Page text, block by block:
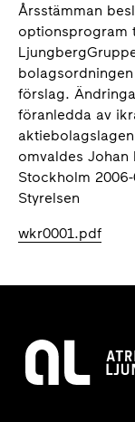
Årsstämman
optionsprogram
förslag.
föranledda av
omvaldes
Stockholm
Styrelsen
wkr0001.pdf